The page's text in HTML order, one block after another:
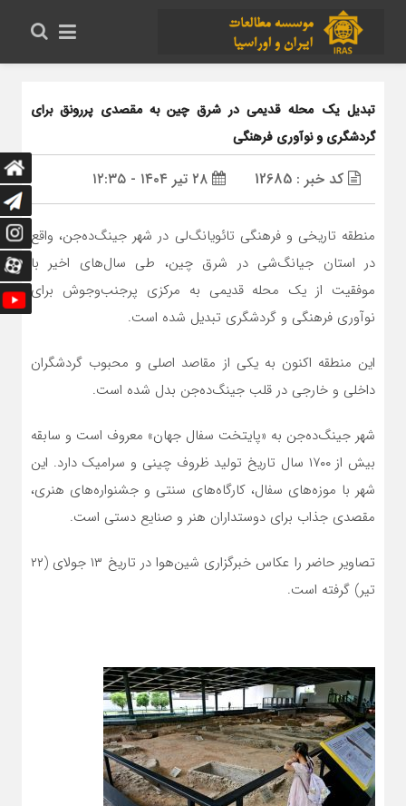
تبدیل یک محله قدیمی در شرق چین به مقصدی پررونق برای
گردشگری و نوآوری فرهنگی
کد خبر : 12685
منطقه تاریخی و فرهنگی تائویانگ‌لی در شهر جینگ‌ده‌جن، واقع
در استان جیانگ‌شی در شرق چین، طی سال‌های اخیر با
موفقیت از یک محله قدیمی به مرکزی پرجنب‌وجوش برای
نوآوری فرهنگی و گردشگری تبدیل شده است.
این منطقه اکنون به یکی از مقاصد اصلی و محبوب گردشگران
داخلی و خارجی در قلب جینگ‌ده‌جن بدل شده است.
شهر جینگ‌ده‌جن به «پایتخت سفال جهان» معروف است و سابقه
بیش از ۱۷۰۰ سال تاریخ تولید ظروف چینی و سرامیک دارد. این
شهر با موزه‌های سفال، کارگاه‌های سنتی و جشنواره‌های هنری،
مقصدی جذاب برای دوستداران هنر و صنایع دستی است.
تصاویر حاضر را عکاس خبرگزاری شین‌هوا در تاریخ ۱۳ جولای (۲۲
تیر) گرفته است.